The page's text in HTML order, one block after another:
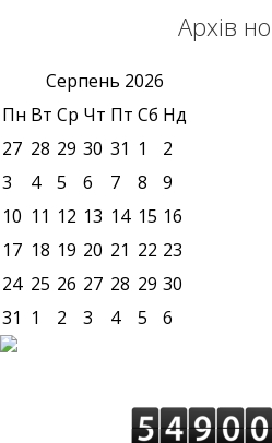
Архів
Серпень 2026
Пн Вт Ср Чт Пт Сб Нд
27 28 29 30 31 1
2
3
4 5 6 7 8
9
10 11 12 13 14 15 16
17 18 19 20 21 22 23
24 25 26 27 28 29 30
31 1 2 3 4 5 6